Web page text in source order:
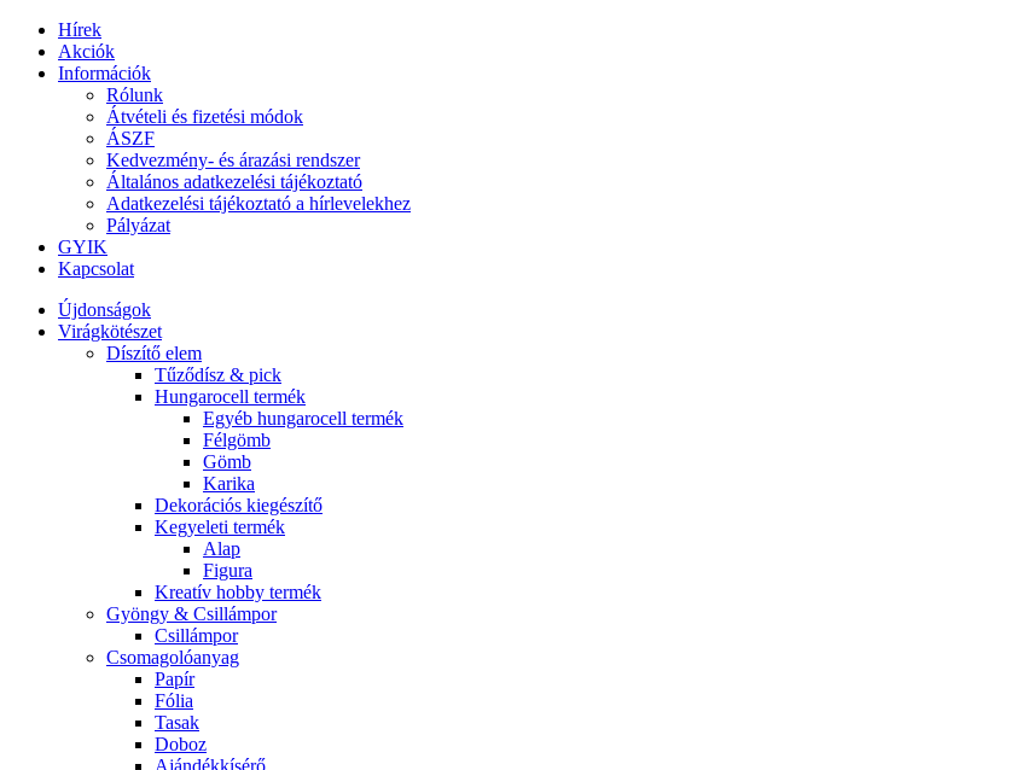
Hírek
Akciók
Információk
Rólunk
Átvételi és fizetési módok
ÁSZF
Kedvezmény- és árazási rendszer
Általános adatkezelési tájékoztató
Adatkezelési tájékoztató a hírlevelekhez
Pályázat
GYIK
Kapcsolat
Újdonságok
Virágkötészet
Díszítő elem
Tűződísz & pick
Hungarocell termék
Egyéb hungarocell termék
Félgömb
Gömb
Karika
Dekorációs kiegészítő
Kegyeleti termék
Alap
Figura
Kreatív hobby termék
Gyöngy & Csillámpor
Csillámpor
Csomagolóanyag
Papír
Fólia
Tasak
Doboz
Ajándékkísérő